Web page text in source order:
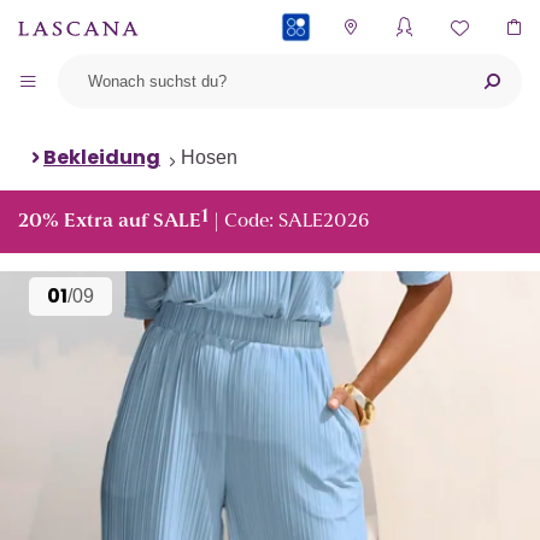
Bekleidung Hosen
20% Extra auf SALE1 | Code: SALE2026
01/09